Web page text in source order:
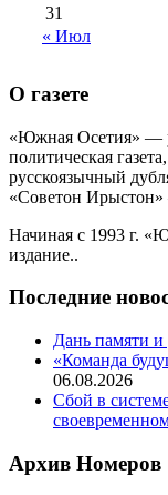
31
« Июл
О газете
«Южная Осетия» —
политическая
русскоязычный
«Советон
Начиная с 1993 г.
издание..
Последние
Дань памяти
«Команда
06.08.2026
Сбой в
Архив Номеров